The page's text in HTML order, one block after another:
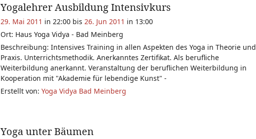
Yogalehrer Ausbildung Intensivkurs
29. Mai 2011 in 22:00 bis26. Jun 2011 in 13:00
Ort: Haus Yoga Vidya - Bad Meinberg
Beschreibung: Intensives Training in allen Aspekten des Yoga in Theorie und
Praxis. Unterrichtsmethodik. Anerkanntes Zertifikat. Als berufliche
Weiterbildung anerkannt. Veranstaltung der beruflichen Weiterbildung in
Kooperation mit "Akademie für lebendige Kunst" -
Erstellt von:Yoga Vidya Bad Meinberg
Yoga unter Bäumen